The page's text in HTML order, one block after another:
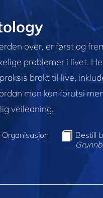
over, er først og
problemer i livet.
brakt til live,
man kan forutsi
veiledning.
Bestill